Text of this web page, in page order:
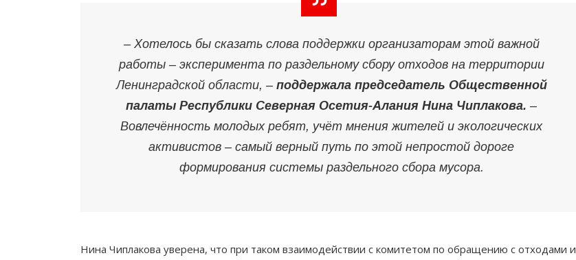
–Хотелось бы сказать слова поддержки организаторам этой важной
работы – эксперимента по раздельному сбору отходов на территории
Ленинградской области, – поддержала председатель Общественной
палаты Республики Северная Осетия-Алания Нина Чиплакова. –
Вовлечённость молодых ребят, учёт мнения жителей и экологических
активистов – самый верный путь по этой непростой дороге
формирования системы раздельного сбора мусора.
Нина Чиплакова уверена, что при таком взаимодействии с комитетом по обращению с отходами и